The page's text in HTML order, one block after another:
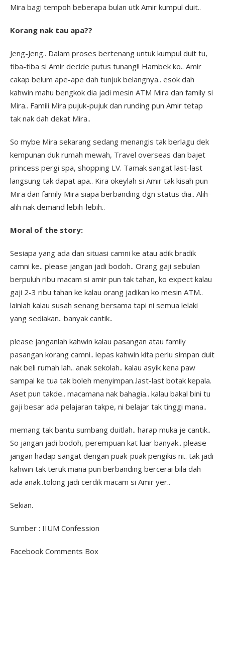
Mira bagi tempoh beberapa bulan utk Amir kumpul duit..
Korang nak tau apa??
Jeng-Jeng.. Dalam proses bertenang untuk kumpul duit tu,
tiba-tiba si Amir decide putus tunang!! Hambek ko.. Amir
cakap belum ape-ape dah tunjuk belangnya.. esok dah
kahwin mahu bengkok dia jadi mesin ATM Mira dan family si
Mira.. Famili Mira pujuk-pujuk dan runding pun Amir tetap
tak nak dah dekat Mira..
So mybe Mira sekarang sedang menangis tak berlagu dek
kempunan duk rumah mewah, Travel overseas dan bajet
princess pergi spa, shopping LV. Tamak sangat last-last
langsung tak dapat apa.. Kira okeylah si Amir tak kisah pun
Mira dan family Mira siapa berbanding dgn status dia.. Alih-
alih nak demand lebih-lebih..
Moral of the story:
Sesiapa yang ada dan situasi camni ke atau adik bradik
camni ke.. please jangan jadi bodoh.. Orang gaji sebulan
berpuluh ribu macam si amir pun tak tahan, ko expect kalau
gaji 2-3 ribu tahan ke kalau orang jadikan ko mesin ATM..
lainlah kalau susah senang bersama tapi ni semua lelaki
yang sediakan.. banyak cantik..
please janganlah kahwin kalau pasangan atau family
pasangan korang camni.. lepas kahwin kita perlu simpan duit
nak beli rumah lah.. anak sekolah.. kalau asyik kena paw
sampai ke tua tak boleh menyimpan..last-last botak kepala.
Aset pun takde.. macamana nak bahagia.. kalau bakal bini tu
gaji besar ada pelajaran takpe, ni belajar tak tinggi mana..
memang tak bantu sumbang duitlah.. harap muka je cantik..
So jangan jadi bodoh, perempuan kat luar banyak.. please
jangan hadap sangat dengan puak-puak pengikis ni.. tak jadi
kahwin tak teruk mana pun berbanding bercerai bila dah
ada anak..tolong jadi cerdik macam si Amir yer..
Sekian.
Sumber : IIUM Confession
Facebook Comments Box